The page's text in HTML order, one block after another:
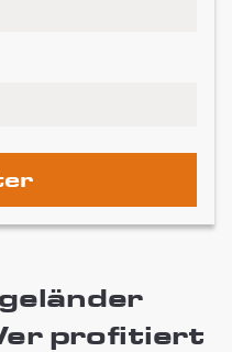
profitiert